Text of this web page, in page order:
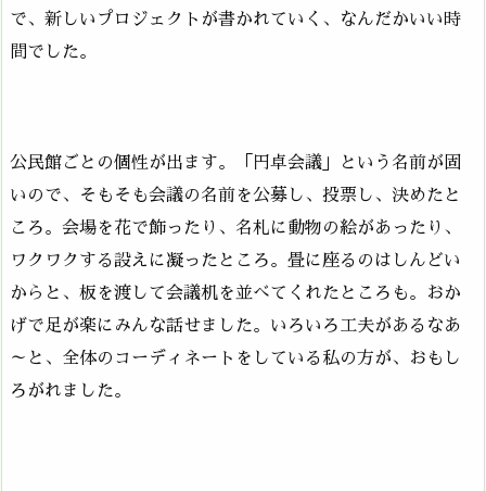
で、新しいプロジェクトが書かれていく、なんだかいい時
間でした。
公民館ごとの個性が出ます。「円卓会議」という名前が固
いので、そもそも会議の名前を公募し、投票し、決めたと
ころ。会場を花で飾ったり、名札に動物の絵があったり、
ワクワクする設えに凝ったところ。畳に座るのはしんどい
からと、板を渡して会議机を並べてくれたところも。おか
げで足が楽にみんな話せました。いろいろ工夫があるなあ
～と、全体のコーディネートをしている私の方が、おもし
ろがれました。